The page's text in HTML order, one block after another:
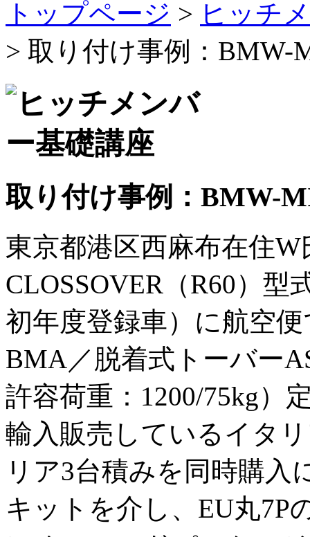
トップページ > ヒッチ
> 取り付け事例：BMW-
取り付け事例：BMW-
東京都港区西麻布在住
CLOSSOVER（R60）型
初年度登録車）に航空
BMA／脱着式トーバー
許容荷重：1200/75kg）
輸入販売しているイタ
リア3台積みを同時購入
キットを介し、EU丸7P